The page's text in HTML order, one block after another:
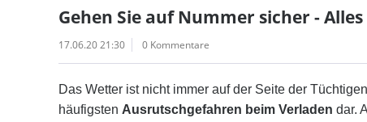
Gehen Sie auf Nummer sicher -
17.06.20 21:30 0 Kommentare
Das Wetter ist nicht immer auf der Seite der
häufigsten Ausrutschgefahren beim Verladen dar.